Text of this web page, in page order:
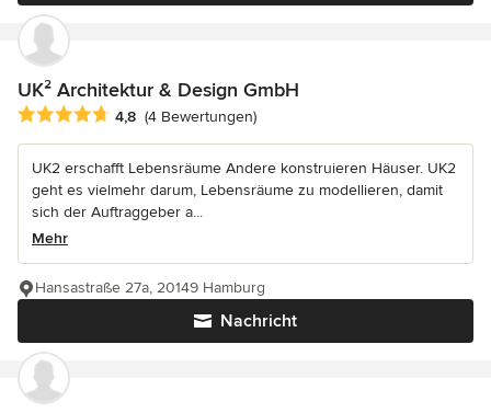
UK² Architektur & Design GmbH
Durchschnittliche Bewertung: 4.8 von 5 Sternen
4,8 (4 Bewertungen)
UK2 erschafft Lebensräume Andere konstruieren Häuser. UK2
geht es vielmehr darum, Lebensräume zu modellieren, damit
sich der Auftraggeber a...
Mehr
Nachricht
Hansastraße 27a, 20149 Hamburg